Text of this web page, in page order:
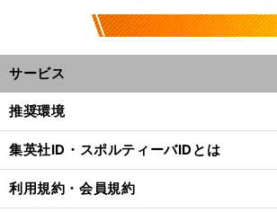
サービス
推奨環境
集英社ID・スポルティーバIDとは
利用規約・会員規約